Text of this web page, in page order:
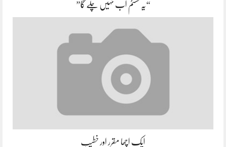
“یہ سسٹم اب نہیں چلے گا”
ایک اچھا مقرر اور خطیب